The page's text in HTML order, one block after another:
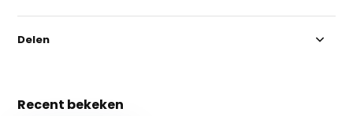
Delen
Recent bekeken